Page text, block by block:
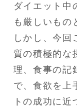
ダイエット中
も厳しいもの
しかし、今回
質の積極的な
理、食事の記
で、食欲を上
トの成功に近